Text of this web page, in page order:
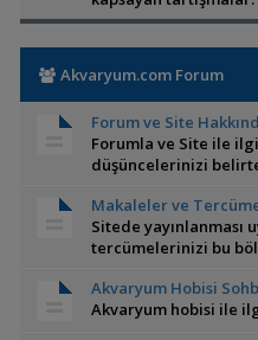
Akvaryum.com Forum
Forum ve Site
Forumla ve Site ile
düşüncelerinizi
Makaleler ve
Sitede yayınlanması
tercümelerinizi bu
Akvaryum Hobisi
Akvaryum hobisi ile